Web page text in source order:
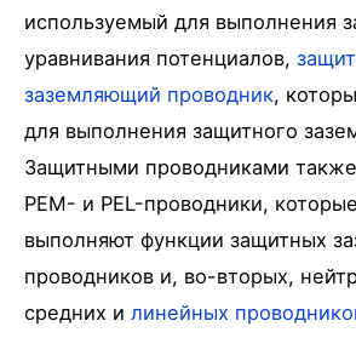
используемый для выполнения
уравнивания потенциалов,
заземляющий проводник,
для выполнения защитного
Защитными проводниками
РЕM- и РЕL-проводники,
выполняют функции защитных
проводников и, во-вторых,
средних и линейных